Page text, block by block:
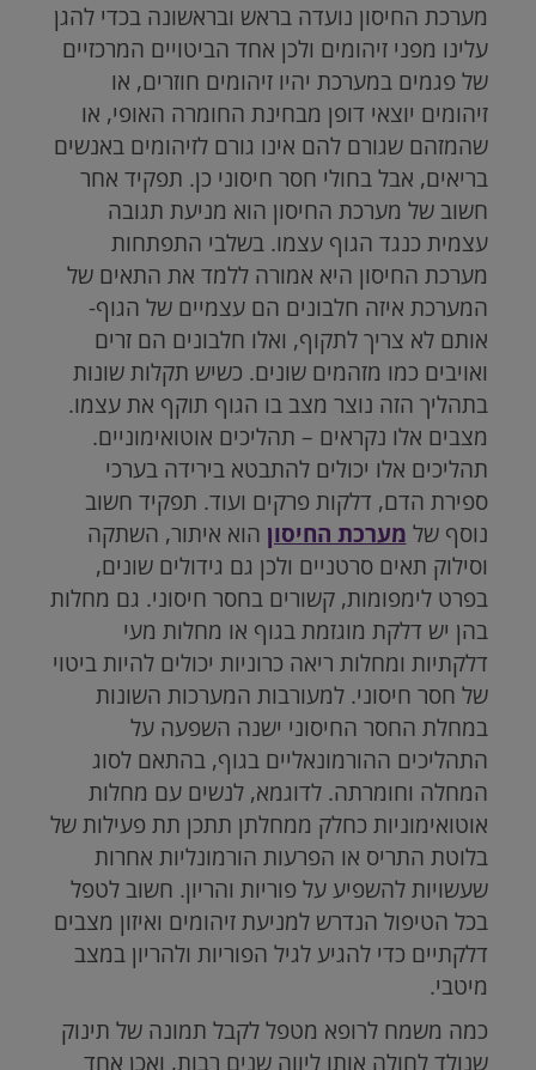
מערכת החיסון נועדה בראש ובראשונה בכדי להגן
עלינו מפני זיהומים ולכן אחד הביטויים המרכזיים
של פגמים במערכת יהיו זיהומים חוזרים, או
זיהומים יוצאי דופן מבחינת החומרה האופי, או
שהמזהם שגורם להם אינו גורם לזיהומים באנשים
בריאים, אבל בחולי חסר חיסוני כן. תפקיד אחר
חשוב של מערכת החיסון הוא מניעת תגובה
עצמית כנגד הגוף עצמו. בשלבי התפתחות
מערכת החיסון היא אמורה ללמד את התאים של
המערכת איזה חלבונים הם עצמיים של הגוף-
אותם לא צריך לתקוף, ואלו חלבונים הם זרים
ואויבים כמו מזהמים שונים. כשיש תקלות שונות
בתהליך הזה נוצר מצב בו הגוף תוקף את עצמו.
מצבים אלו נקראים – תהליכים אוטואימוניים.
תהליכים אלו יכולים להתבטא בירידה בערכי
ספירת הדם, דלקות פרקים ועוד. תפקיד חשוב
נוסף של מערכת החיסון הוא איתור, השתקה
וסילוק תאים סרטניים ולכן גם גידולים שונים,
בפרט לימפומות, קשורים בחסר חיסוני. גם מחלות
בהן יש דלקת מוגזמת בגוף או מחלות מעי
דלקתיות ומחלות ריאה כרוניות יכולים להיות ביטוי
של חסר חיסוני. למעורבות המערכות השונות
במחלת החסר החיסוני ישנה השפעה על
התהליכים ההורמונאליים בגוף, בהתאם לסוג
המחלה וחומרתה. לדוגמא, לנשים עם מחלות
אוטואימוניות כחלק ממחלתן תתכן תת פעילות של
בלוטת התריס או הפרעות הורמונליות אחרות
שעשויות להשפיע על פוריות והריון. חשוב לטפל
בכל הטיפול הנדרש למניעת זיהומים ואיזון מצבים
דלקתיים כדי להגיע לגיל הפוריות ולהריון במצב
מיטבי.
כמה משמח לרופא מטפל לקבל תמונה של תינוק
שנולד לחולה אותו ליווה שנים רבות, ואכן אחד